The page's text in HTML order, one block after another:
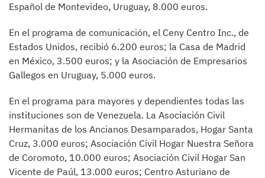
Español de Montevideo, Uruguay, 8.000 euros.
En el programa de comunicación, el Ceny Centro Inc., de
Estados Unidos, recibió 6.200 euros; la Casa de Madrid
en México, 3.500 euros; y la Asociación de Empresarios
Gallegos en Uruguay, 5.000 euros.
En el programa para mayores y dependientes todas las
instituciones son de Venezuela. La Asociación Civil
Hermanitas de los Ancianos Desamparados, Hogar Santa
Cruz, 3.000 euros; Asociación Civil Hogar Nuestra Señora
de Coromoto, 10.000 euros; Asociación Civil Hogar San
Vicente de Paúl, 13.000 euros; Centro Asturiano de